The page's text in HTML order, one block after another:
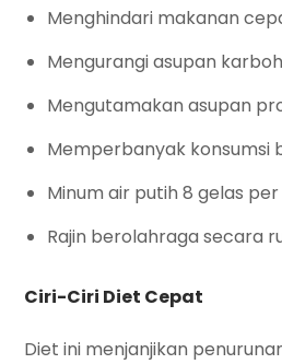
Menghindari makanan
Mengurangi asupan
Mengutamakan asupan
Memperbanyak konsumsi
Minum air putih 8 gelas per
Rajin berolahraga secara
Ciri-Ciri Diet Cepat
Diet ini menjanjikan